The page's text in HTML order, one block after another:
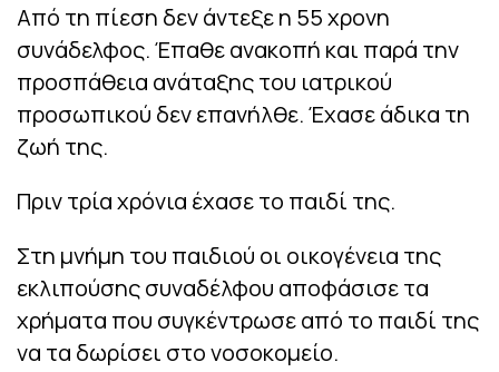
Από τη πίεση δεν άντεξε η 55 χρονη
συνάδελφος. Έπαθε ανακοπή και παρά την
προσπάθεια ανάταξης του ιατρικού
προσωπικού δεν επανήλθε. Έχασε άδικα τη
ζωή της.
Πριν τρία χρόνια έχασε το παιδί της.
Στη μνήμη του παιδιού οι οικογένεια της
εκλιπούσης συναδέλφου αποφάσισε τα
χρήματα που συγκέντρωσε από το παιδί της
να τα δωρίσει στο νοσοκομείο.